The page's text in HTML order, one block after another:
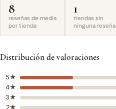
8
reseñas de media
por tienda
1
tiendas sin
ninguna reseña
Distribución de valoraciones
5★
4★
3★
2★